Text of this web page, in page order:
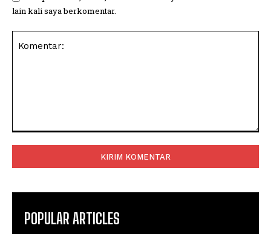
lain kali saya berkomentar.
POPULAR ARTICLES